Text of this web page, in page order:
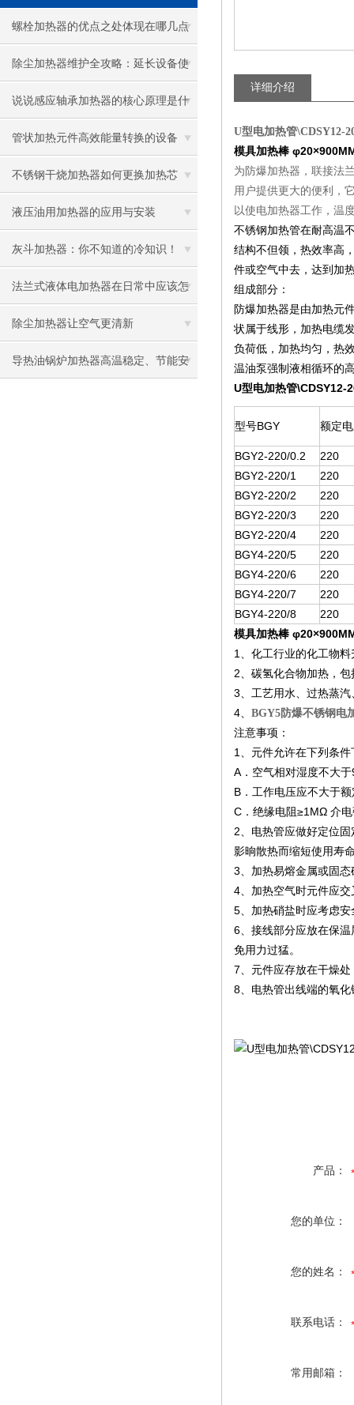
螺栓加热器的优点之处体现在哪几点
除尘加热器维护全攻略：延长设备使
用寿命
说说感应轴承加热器的核心原理是什
么呢
管状加热元件高效能量转换的设备
不锈钢干烧加热器如何更换加热芯
液压油用加热器的应用与安装
灰斗加热器：你不知道的冷知识！
法兰式液体电加热器在日常中应该怎
样维护保养呢
除尘加热器让空气更清新
导热油锅炉加热器高温稳定、节能安
详细介绍
U型电加热管\CDSY12-
模具加热棒
为防爆加热器，联接法
用户提供更大的便利，
以使电加热器工作，温
不锈钢加热管在耐高温
结构不但领，热效率高
件或空气中去，达到加
组成部分：
防爆加热器是由加热元
状属于线形，加热电缆
负荷低，加热均匀，热
温油泵强制液相循环的
U型电加热管\CDSY12-
型号BGY 额定
BGY2-220/0.2
220
BGY2-220/1
220
BGY2-220/2
220
BGY2-220/3
220
BGY2-220/4
220
BGY4-220/5
220
BGY4-220/6
220
BGY4-220/7
220
BGY4-220/8
220
模具加热棒
1、化工行业的化工物
2、碳氢化合物加热，
3、工艺用水、过热蒸
4、 BGY5防爆不锈钢电
注意事项：
1、元件允许在下列条件
A．空气相对湿度不大
B．工作电压应不大于
C．绝缘电阻≥1MΩ 介
2、电热管应做好定位
影晌散热而缩短使用寿
3、加热易熔金属或固
4、加热空气时元件应
5、加热硝盐时应考虑
6、接线部分应放在保
免用力过猛。
7、元件应存放在干燥
8、电热管出线端的氧
产品：
您的单位：
您的姓名：
联系电话：
常用邮箱：